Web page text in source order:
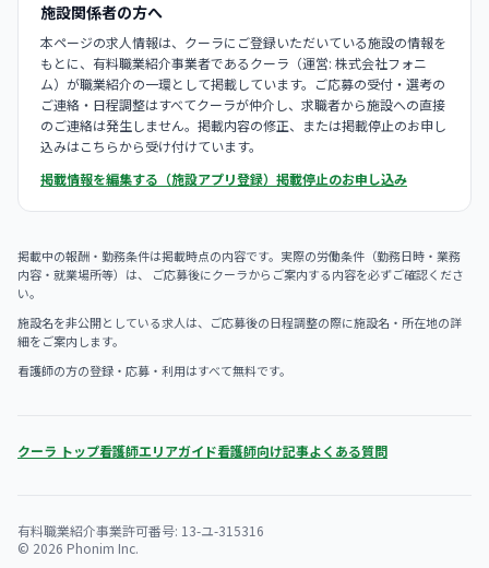
施設関係者の方へ
本ページの求人情報は、クーラにご登録いただいている施設の情報を
もとに、有料職業紹介事業者であるクーラ（運営: 株式会社フォニ
ム）が職業紹介の一環として掲載しています。ご応募の受付・選考の
ご連絡・日程調整はすべてクーラが仲介し、求職者から施設への直接
のご連絡は発生しません。掲載内容の修正、または掲載停止のお申し
込みはこちらから受け付けています。
掲載情報を編集する（施設アプリ登録） 掲載停止のお申し込み
掲載中の報酬・勤務条件は掲載時点の内容です。実際の労働条件（勤務日時・業務
内容・就業場所等）は、 ご応募後にクーラからご案内する内容を必ずご確認くださ
い。
施設名を非公開としている求人は、ご応募後の日程調整の際に施設名・所在地の詳
細をご案内します。
看護師の方の登録・応募・利用はすべて無料です。
クーラ トップ看護師エリアガイド看護師向け記事よくある質問
有料職業紹介事業許可番号: 13-ユ-315316
© 2026 Phonim Inc.